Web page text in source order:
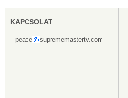
KAPCSOLAT
peace suprememastertv.com